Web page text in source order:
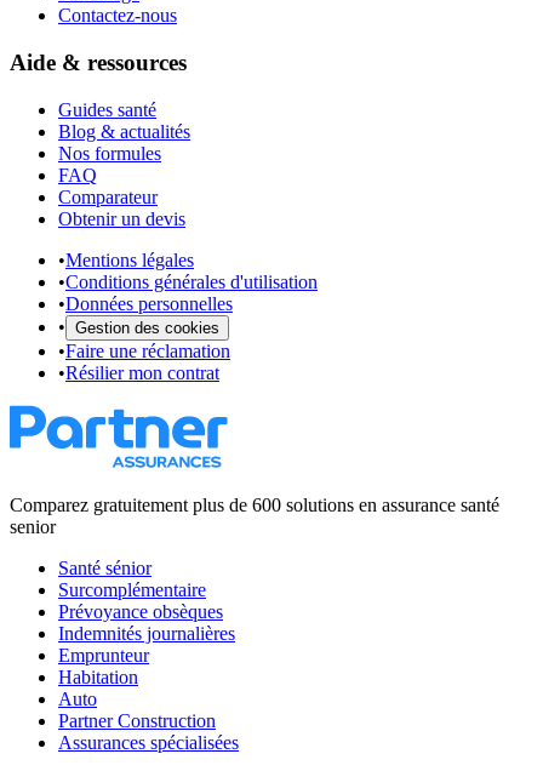
Contactez-nous
Aide & ressources
Guides santé
Blog & actualités
Nos formules
FAQ
Comparateur
Obtenir un devis
•Mentions légales
•Conditions générales d'utilisation
•Données personnelles
• Gestion des cookies
•Faire une réclamation
•Résilier mon contrat
Comparez gratuitement plus de 600 solutions en assurance santé
senior
Santé sénior
Surcomplémentaire
Prévoyance obsèques
Indemnités journalières
Emprunteur
Habitation
Auto
Partner Construction
Assurances spécialisées